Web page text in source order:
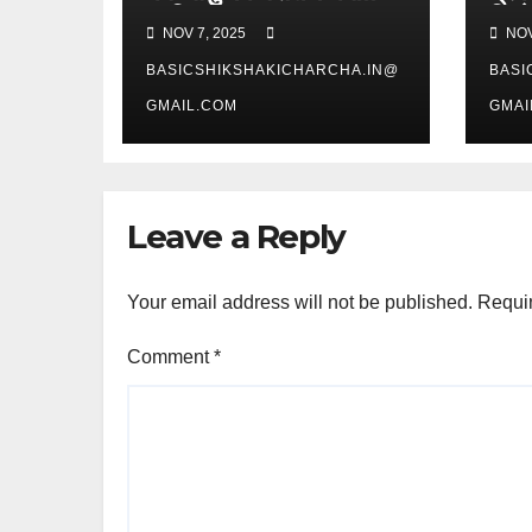
प्रशिक्षण
NOV 7, 2025
BASICSHIKSHAKICHARCHA.IN@
GMAIL.COM
Leave a Reply
Your email address will not be published.
Comment*